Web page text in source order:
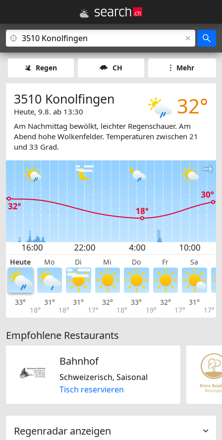
Regen CH Mehr
32°
3510 Konolfingen
Heute, 9.8. ab 13:30
Am Nachmittag bewölkt, leichter Regenschauer. Am
Abend hohe Wolkenfelder. Temperaturen zwischen 21
und 33 Grad.
Heute Mo Di Mi Do Fr Sa
33°
18°
31°
18°
31°
17°
32°
18°
33°
19°
32°
17°
31°
17°
Empfohlene Restaurants
Bahnhof
Schweizerisch, Saisonal
Tisch reservieren
Regenradar anzeigen